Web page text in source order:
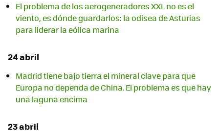
El problema de los aerogeneradores XXL no es el
viento, es dónde guardarlos: la odisea de Asturias
para liderar la eólica marina
24 abril
Madrid tiene bajo tierra el mineral clave para que
Europa no dependa de China. El problema es que hay
una laguna encima
23 abril